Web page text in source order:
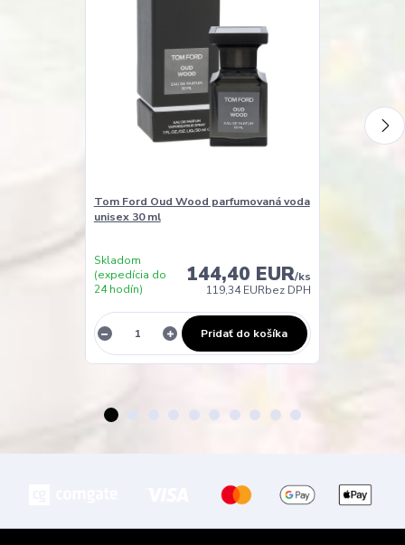
Tom Ford Oud Wood parfumovaná voda
unisex 30 ml
144,40 EUR/ks
119,34 EURbez DPH
Skladom
(expedícia do
24 hodín)
Pridať do košíka